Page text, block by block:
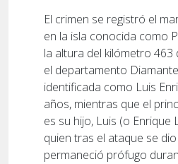
El crimen se registró el
en la isla conocida como
la altura del kilómetro 463
el departamento
identificada como Luis
años, mientras que el
es su hijo, Luis (o Enrique
quien tras el ataque se
permaneció prófugo